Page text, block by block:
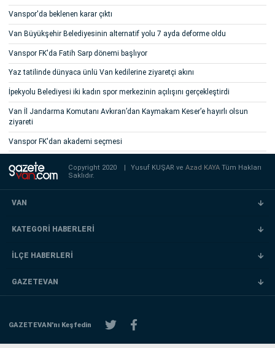
Vanspor'da beklenen karar çıktı
Van Büyükşehir Belediyesinin alternatif yolu 7 ayda deforme oldu
Vanspor FK'da Fatih Sarp dönemi başlıyor
Yaz tatilinde dünyaca ünlü Van kedilerine ziyaretçi akını
İpekyolu Belediyesi iki kadın spor merkezinin açılışını gerçekleştirdi
Van İl Jandarma Komutanı Avkıran’dan Kaymakam Keser’e hayırlı olsun
ziyareti
Vanspor FK'dan akademi seçmesi
Copyright 2020 Yusuf KUŞAR veAzad KAYATüm Hakları
Saklıdır.
VAN
KATEGORİ HABERLERİ
İLÇE HABERLERİ
GAZETEVAN
GAZETEVAN'nı Keşfedin